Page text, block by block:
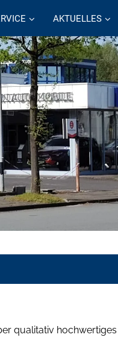
AKTUELLES
qualitativ hochwertiges